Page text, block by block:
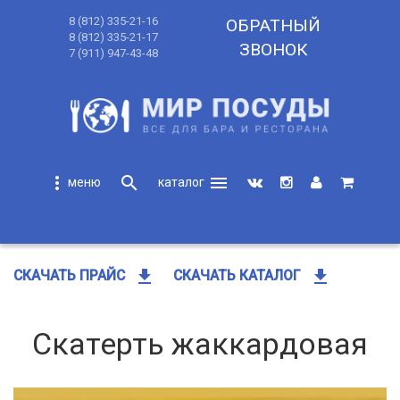
8 (812) 335-21-16
8 (812) 335-21-17
7 (911) 947-43-48
ОБРАТНЫЙ
ЗВОНОК
more_vert search
menu
СКАЧАТЬ ПРАЙС get_app СКАЧАТЬ КАТАЛОГ get_app
Скатерть жаккардовая